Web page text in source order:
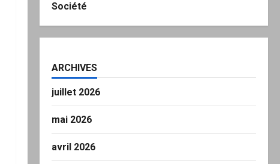
Société
ARCHIVES
juillet 2026
mai 2026
avril 2026